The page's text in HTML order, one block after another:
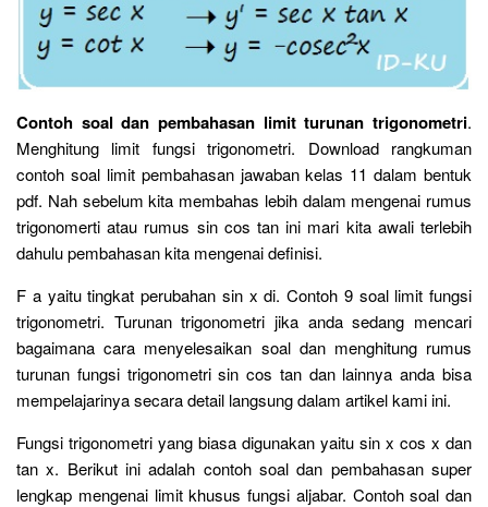
Contoh soal dan pembahasan limit turunan trigonometri.
Menghitung limit fungsi trigonometri. Download rangkuman
contoh soal limit pembahasan jawaban kelas 11 dalam bentuk
pdf. Nah sebelum kita membahas lebih dalam mengenai rumus
trigonomerti atau rumus sin cos tan ini mari kita awali terlebih
dahulu pembahasan kita mengenai definisi.
F a yaitu tingkat perubahan sin x di. Contoh 9 soal limit fungsi
trigonometri. Turunan trigonometri jika anda sedang mencari
bagaimana cara menyelesaikan soal dan menghitung rumus
turunan fungsi trigonometri sin cos tan dan lainnya anda bisa
mempelajarinya secara detail langsung dalam artikel kami ini.
Fungsi trigonometri yang biasa digunakan yaitu sin x cos x dan
tan x. Berikut ini adalah contoh soal dan pembahasan super
lengkap mengenai limit khusus fungsi aljabar. Contoh soal dan